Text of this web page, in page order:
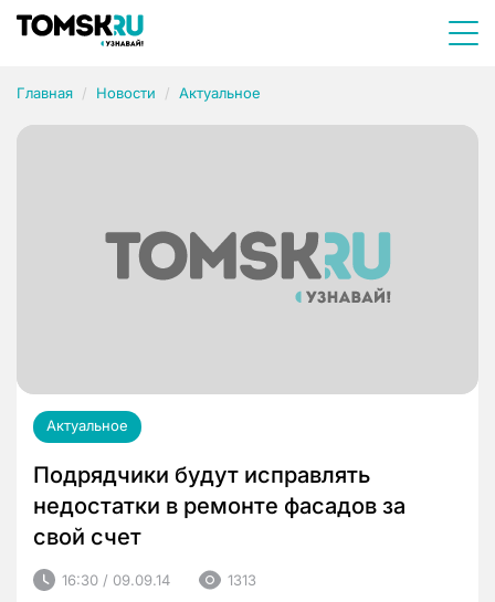
Главная Новости Актуальное
Актуальное
Подрядчики будут исправлять
недостатки в ремонте фасадов за
свой счет
16:30 / 09.09.14 1313